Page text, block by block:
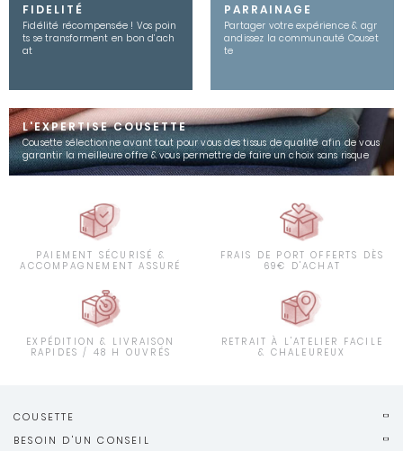
FIDELITÉ
Fidélité récompensée ! Vos poin
ts se transforment en bon d’ach
at
PARRAINAGE
Partager votre expérience & agr
andissez la communauté Couset
te
L'EXPERTISE COUSETTE
Cousette sélectionne avant tout pour vous des tissus de qualité afin de vous
garantir la meilleure offre & vous permettre de faire un choix sans risque
PAIEMENT SÉCURISÉ &
ACCOMPAGNEMENT ASSURÉ
FRAIS DE PORT OFFERTS DÈS
69€ D'ACHAT
EXPÉDITION & LIVRAISON
RAPIDES / 48 H OUVRÉS
RETRAIT À L'ATELIER FACILE
& CHALEUREUX
COUSETTE
BESOIN D'UN CONSEIL